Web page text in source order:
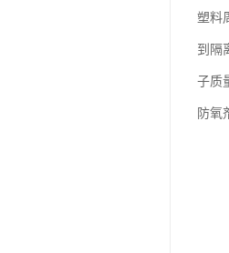
塑料
到隔
子质
防氧